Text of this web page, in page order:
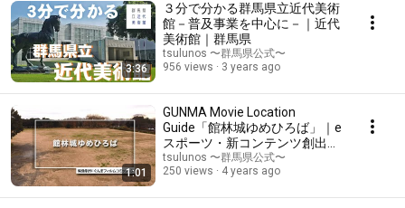
3:36
３分で分かる群馬県立近代美術
館－普及事業を中心に－｜近代
美術館｜群馬県
tsulunos 〜群馬県公式〜
956 views
3 years ago
1:01
GUNMA Movie Location
Guide「館林城ゆめひろば」｜e
スポーツ・新コンテンツ創出課
｜群馬県
tsulunos 〜群馬県公式〜
250 views
4 years ago